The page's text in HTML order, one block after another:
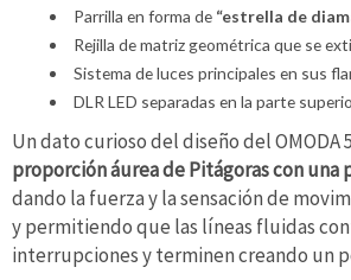
Parrilla en forma de“estrella de
Rejilla de matriz geométrica que se
Sistema de luces principales en sus
DLR LED separadas en la parte
Un dato curioso del diseño del OMODA
proporción áurea de Pitágoras con una
dando la fuerza y la sensación de
y permitiendo que las líneas fluidas
interrupciones y terminen creando un